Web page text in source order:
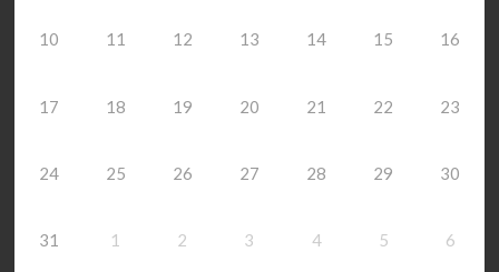
10 11 12 13 14 15 16
17 18 19 20 21 22 23
24 25 26 27 28 29 30
31 1 2 3 4 5 6